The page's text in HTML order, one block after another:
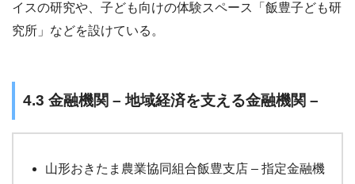
イスの研究や、子ども向けの体験スペース「飯豊子ども研
究所」などを設けている。
4.3 金融機関 – 地域経済を支える金融機関 –
山形おきたま農業協同組合飯豊支店 – 指定金融機